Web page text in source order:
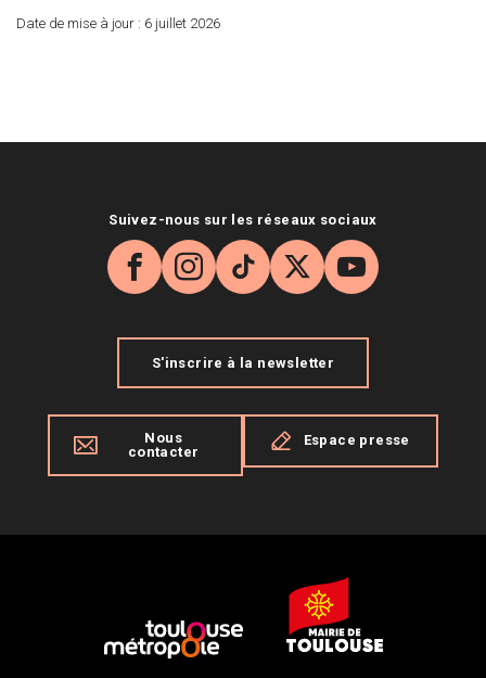
Date de mise à jour : 6 juillet 2026
Suivez-nous sur les réseaux sociaux
Facebook
Instagram
TikTok
X YouTube
S'inscrire à la newsletter
Nous
contacter
Espace presse